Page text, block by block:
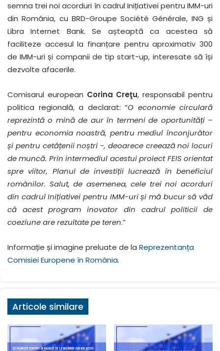
semna trei noi acorduri în cadrul Inițiativei pentru IMM-uri
din România, cu BRD-Groupe Société Générale, ING și
Libra Internet Bank. Se așteaptă ca acestea să
faciliteze accesul la finanțare pentru aproximativ 300
de IMM-uri și companii de tip start-up, interesate să își
dezvolte afacerile.
Comisarul european Corina Creţu, responsabil pentru
politica regională, a declarat: “O economie circulară
reprezintă o mină de aur în termeni de oportunități –
pentru economia noastră, pentru mediul înconjurător
și pentru cetățenii noștri -, deoarece creează noi locuri
de muncă. Prin intermediul acestui proiect FEIS orientat
spre viitor, Planul de investiții lucrează în beneficiul
românilor. Salut, de asemenea, cele trei noi acorduri
din cadrul Inițiativei pentru IMM-uri și mă bucur să văd
că acest program inovator din cadrul politicii de
coeziune are rezultate pe teren.”
Informație și imagine preluate de la Reprezentanța
Comisiei Europene în România.
Articole similare